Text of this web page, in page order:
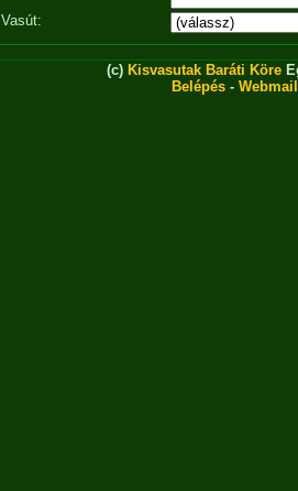
Vasút:
(c) Kisvasutak Baráti Köre
Belépés - Webmail